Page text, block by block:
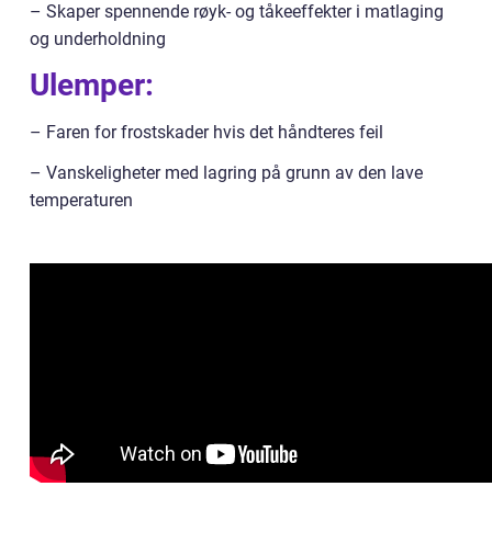
– Skaper spennende røyk- og tåkeeffekter i matlaging
og underholdning
Ulemper:
– Faren for frostskader hvis det håndteres feil
– Vanskeligheter med lagring på grunn av den lave
temperaturen